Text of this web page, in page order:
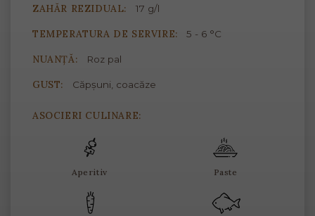
ZAHĂR REZIDUAL: 17 g/l
TEMPERATURA DE SERVIRE: 5 - 6 °C
NUANȚĂ: Roz pal
GUST: Căpșuni, coacăze
ASOCIERI CULINARE:
Aperitiv Paste